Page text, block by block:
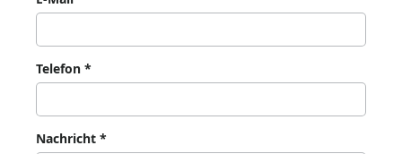
Telefon *
Nachricht *